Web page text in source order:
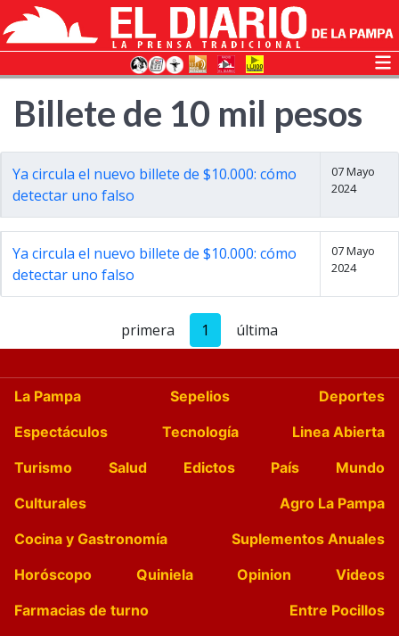
Billete de 10 mil pesos
Ya circula el nuevo billete de $10.000: cómo
detectar uno falso
07 Mayo
2024
Ya circula el nuevo billete de $10.000: cómo
detectar uno falso
07 Mayo
2024
primera 1 última
La Pampa Sepelios
Deportes
Espectáculos
Tecnología
Linea Abierta
Turismo
Salud Edictos País
Mundo
Culturales
Agro La Pampa
Cocina y Gastronomía
Suplementos Anuales
Horóscopo
Quiniela Opinion
Videos
Farmacias de turno
Entre Pocillos